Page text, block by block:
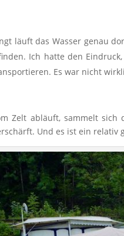
läuft das Wasser genau
Ich hatte den
Es war nicht
Zelt abläuft, sammelt
Und es ist ein relativ